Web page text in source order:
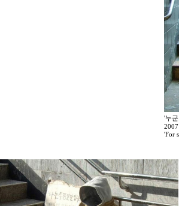
'누
'For